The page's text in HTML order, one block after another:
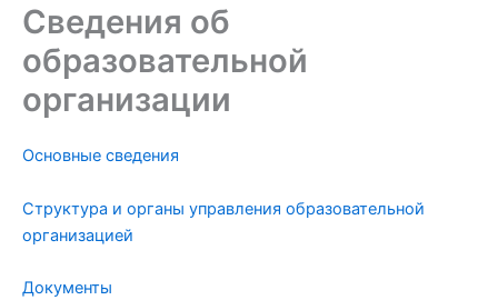
Сведения об
образовательной
организации
Основные сведения
Структура и органы управления образовательной
организацией
Документы